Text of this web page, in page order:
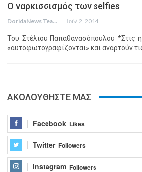
Ο ναρκισσισμός των selfies
DoridaNews Team Ιούλ 2, 2014
Του Στέλιου Παπαθανασόπουλου *Στις
«αυτοφωτογραφίζονται» και αναρτούν
ΑΚΟΛΟΥΘΗΣΤΕ ΜΑΣ
Facebook Likes
Twitter Followers
Instagram Followers